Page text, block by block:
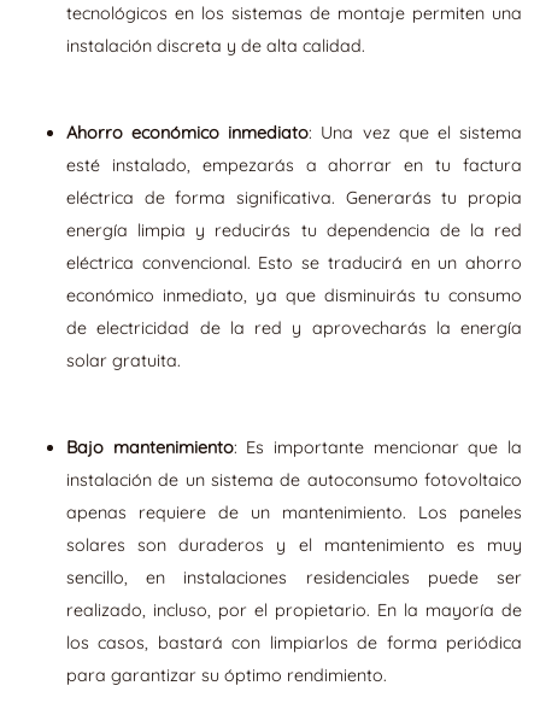
tecnológicos en los sistemas de montaje permiten una
instalación discreta y de alta calidad.
Ahorro económico inmediato: Una vez que el sistema
esté instalado, empezarás a ahorrar en tu factura
eléctrica de forma significativa. Generarás tu propia
energía limpia y reducirás tu dependencia de la red
eléctrica convencional. Esto se traducirá en un ahorro
económico inmediato, ya que disminuirás tu consumo
de electricidad de la red y aprovecharás la energía
solar gratuita.
Bajo mantenimiento: Es importante mencionar que la
instalación de un sistema de autoconsumo fotovoltaico
apenas requiere de un mantenimiento. Los paneles
solares son duraderos y el mantenimiento es muy
sencillo, en instalaciones residenciales puede ser
realizado, incluso, por el propietario. En la mayoría de
los casos, bastará con limpiarlos de forma periódica
para garantizar su óptimo rendimiento.